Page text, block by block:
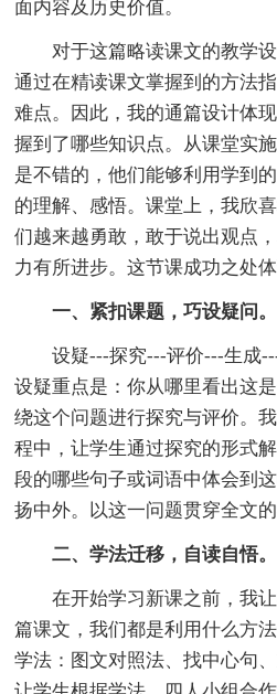
面内容及历史价值。
对于这篇略读课文的教学设
通过在精读课文掌握到的方法
难点。因此，我的通篇设计体
握到了哪些知识点。从课堂实
是不错的，他们能够利用学到
的理解、感悟。课堂上，我欣
们越来越勇敢，敢于说出观点
力有所进步。这节课成功之处体
一、紧扣课题，巧设疑问。
设疑---探究---评价---生成---
设疑重点是：你从哪里看出这
绕这个问题进行探究与评价。
程中，让学生通过探究的形式
段的哪些句子或词语中体会到
扬中外。以这一问题贯穿全文的
二、学法迁移，自读自悟。
在开始学习新课之前，我让
篇课文，我们都是利用什么方
学法：图文对照法、找中心句